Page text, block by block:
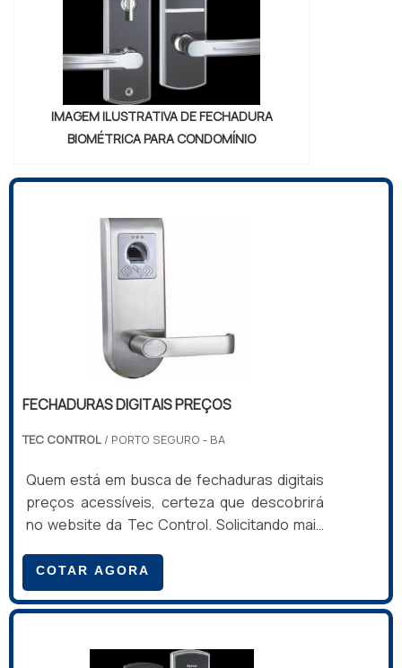
IMAGEM ILUSTRATIVA DE FECHADURA
BIOMÉTRICA PARA CONDOMÍNIO
FECHADURAS DIGITAIS PREÇOS
TEC CONTROL / PORTO SEGURO - BA
Quem está em busca de fechaduras digitais
preços acessíveis, certeza que descobrirá
no website da Tec Control. Solicitando mais
área e encontrando a maior referência de
qualidade da área de atuação, a aquisição é
mais assertiva.Quando o interesse é por
profissionais da Tec Control o cliente poderá
COTAR AGORA